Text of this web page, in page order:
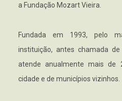
a Fundação Mozart Vieira.
Fundada em 1993, pelo
instituição, antes chamada
atende anualmente mais de
cidade e de municípios vizinhos.